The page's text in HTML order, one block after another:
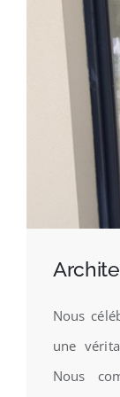
Nous
une
Nous